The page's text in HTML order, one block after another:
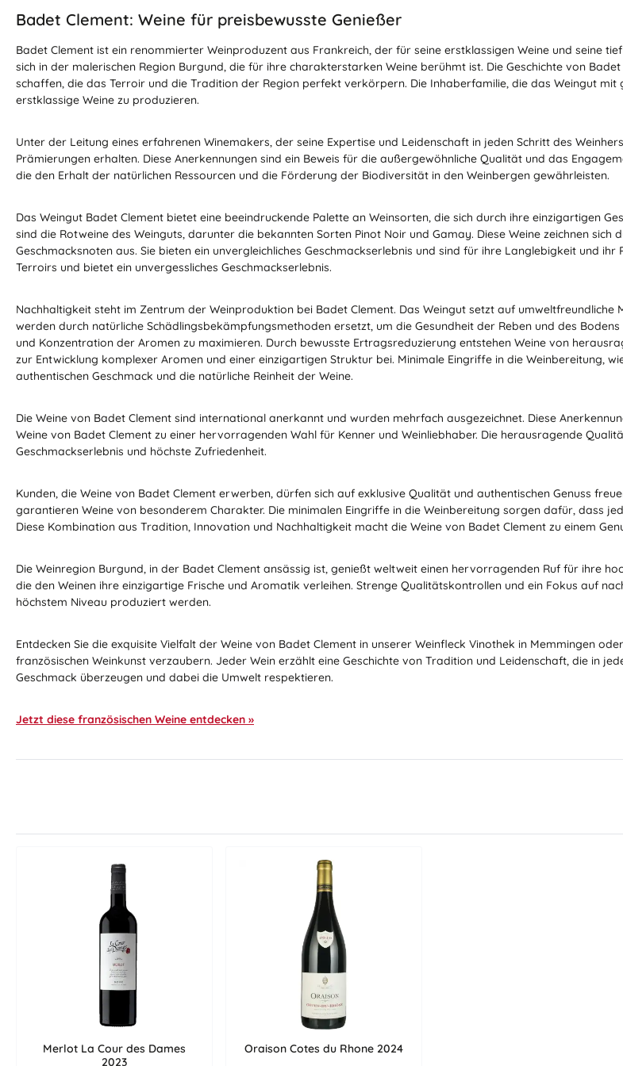
Badet Clement: Weine für preisbewusste Genießer
Badet Clement ist ein renommierter Weinproduzent aus Frankreich, der für seine erstklassigen Weine und seine
sich in der malerischen Region Burgund, die für ihre charakterstarken Weine berühmt ist. Die Geschichte von
schaffen, die das Terroir und die Tradition der Region perfekt verkörpern. Die Inhaberfamilie, die das Weingut
erstklassige Weine zu produzieren.
Unter der Leitung eines erfahrenen Winemakers, der seine Expertise und Leidenschaft in jeden Schritt des
Prämierungen erhalten. Diese Anerkennungen sind ein Beweis für die außergewöhnliche Qualität und das
die den Erhalt der natürlichen Ressourcen und die Förderung der Biodiversität in den Weinbergen gewährleisten.
Das Weingut Badet Clement bietet eine beeindruckende Palette an Weinsorten, die sich durch ihre einzigartigen
sind die Rotweine des Weinguts, darunter die bekannten Sorten Pinot Noir und Gamay. Diese Weine zeichnen
Geschmacksnoten aus. Sie bieten ein unvergleichliches Geschmackserlebnis und sind für ihre Langlebigkeit und
Terroirs und bietet ein unvergessliches Geschmackserlebnis.
Nachhaltigkeit steht im Zentrum der Weinproduktion bei Badet Clement. Das Weingut setzt auf
werden durch natürliche Schädlingsbekämpfungsmethoden ersetzt, um die Gesundheit der Reben und des
und Konzentration der Aromen zu maximieren. Durch bewusste Ertragsreduzierung entstehen Weine von
zur Entwicklung komplexer Aromen und einer einzigartigen Struktur bei. Minimale Eingriffe in die Weinbereitung,
authentischen Geschmack und die natürliche Reinheit der Weine.
Die Weine von Badet Clement sind international anerkannt und wurden mehrfach ausgezeichnet. Diese
Weine von Badet Clement zu einer hervorragenden Wahl für Kenner und Weinliebhaber. Die herausragende
Geschmackserlebnis und höchste Zufriedenheit.
Kunden, die Weine von Badet Clement erwerben, dürfen sich auf exklusive Qualität und authentischen Genuss
garantieren Weine von besonderem Charakter. Die minimalen Eingriffe in die Weinbereitung sorgen dafür, dass
Diese Kombination aus Tradition, Innovation und Nachhaltigkeit macht die Weine von Badet Clement zu einem
Die Weinregion Burgund, in der Badet Clement ansässig ist, genießt weltweit einen hervorragenden Ruf für ihre
die den Weinen ihre einzigartige Frische und Aromatik verleihen. Strenge Qualitätskontrollen und ein Fokus auf
höchstem Niveau produziert werden.
Entdecken Sie die exquisite Vielfalt der Weine von Badet Clement in unserer Weinfleck Vinothek in Memmingen
französischen Weinkunst verzaubern. Jeder Wein erzählt eine Geschichte von Tradition und Leidenschaft, die in
Geschmack überzeugen und dabei die Umwelt respektieren.
Jetzt diese französischen Weine entdecken »
Merlot La Cour des Dames
2023
Oraison Cotes du Rhone 2024